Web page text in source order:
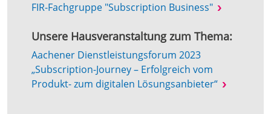
FIR-Fachgruppe "Subscription Business"
Unsere Hausveranstaltung zum Thema:
Aachener Dienstleistungsforum 2023
„Subscription-Journey – Erfolgreich vom
Produkt- zum digitalen Lösungsanbieter“